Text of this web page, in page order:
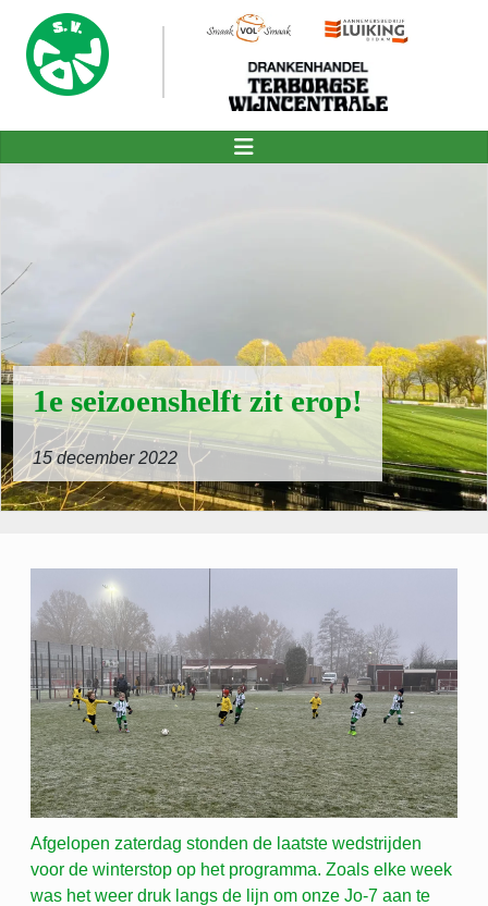
1e seizoenshelft zit erop!
15 december 2022
Afgelopen zaterdag stonden de laatste wedstrijden
voor de winterstop op het programma. Zoals elke week
was het weer druk langs de lijn om onze Jo-7 aan te